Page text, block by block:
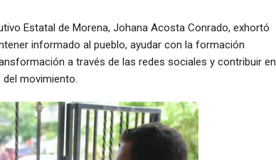
Estatal de Morena, Johana Acosta Conrado, exhortó
informado al pueblo, ayudar con la formación
a través de las redes sociales y contribuir en
movimiento.